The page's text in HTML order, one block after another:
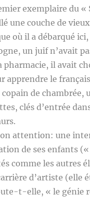
exemplaire du «
une couche de
où il a débarqué
un juif n’avait
il avait
apprendre le
de
clés d’entrée
attention: une
de ses enfants
comme les autres
d’artiste (elle
t-elle, « le génie